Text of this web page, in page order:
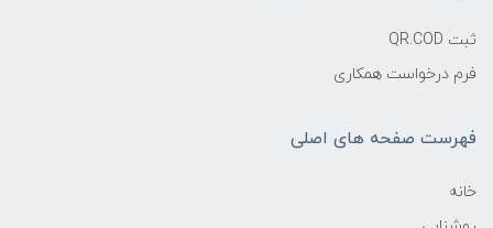
ثبت QR.COD
فرم درخواست همکاری
فهرست صفحه های اصلی
خانه